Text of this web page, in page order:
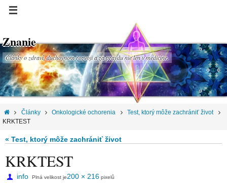
Znanie
Články o zdraví, duchovnom rozvoji a za pravdu nie len v medicíne.
Články Onkologické ochorenia
Test, ktorý môže zachrániť život
KRKTEST
« Test, ktorý môže zachrániť život
KRKTEST
info Plná velikost je200 × 216 pixelů